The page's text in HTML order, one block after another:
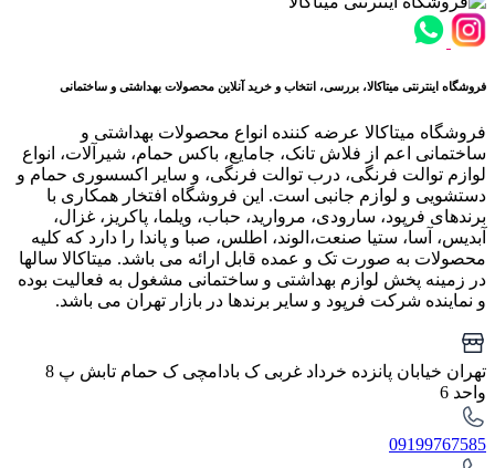
فروشگاه اینترنتی میتاکالا، بررسی، انتخاب و خرید آنلاین محصولات بهداشتی و ساختمانی
فروشگاه میتاکالا عرضه کننده انواع محصولات بهداشتی و
ساختمانی اعم از فلاش تانک، جامایع، باکس حمام، شیرآلات، انواع
لوازم توالت فرنگی، درب توالت فرنگی، و سایر اکسسوری حمام و
دستشویی و لوازم جانبی است. این فروشگاه افتخار همکاری با
برندهای فرپود، سارودی، مروارید، حباب، ویلما، پاکریز، غزال،
آبدیس، آسا، ستیا صنعت،الوند، اطلس، صبا و پاندا را دارد که کلیه
محصولات به صورت تک و عمده قابل ارائه می باشد. میتاکالا سالها
در زمینه پخش لوازم بهداشتی و ساختمانی مشغول به فعالیت بوده
و نماینده شرکت فرپود و سایر برندها در بازار تهران می باشد.
تهران خیابان پانزده خرداد غربی ک بادامچی ک حمام تابش پ 8
واحد 6
09199767585